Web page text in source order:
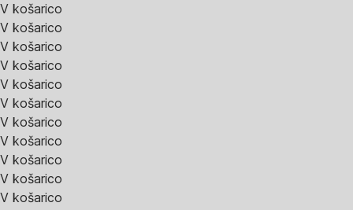
V košarico
V košarico
V košarico
V košarico
V košarico
V košarico
V košarico
V košarico
V košarico
V košarico
V košarico